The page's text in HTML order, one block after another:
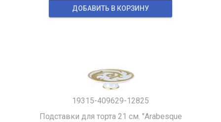
ДОБАВИТЬ В КОРЗИНУ
19315-409629-12825
Подставки для торта 21 см. "Arabesque